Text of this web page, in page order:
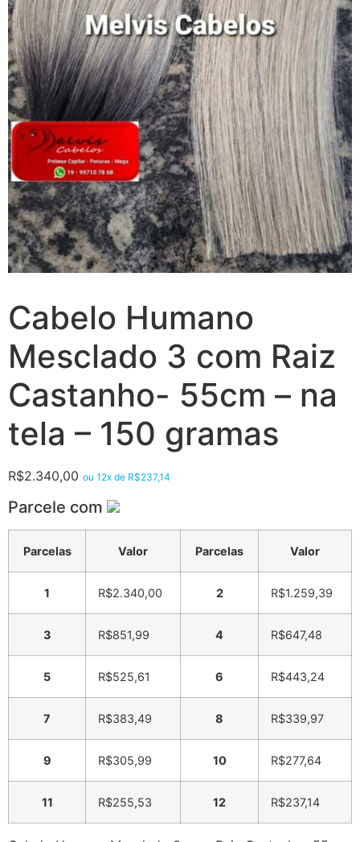
Cabelo Humano
Mesclado 3 com Raiz
Castanho- 55cm – na
tela – 150 gramas
R$2.340,00 ou 12x de R$237,14
Parcele com
Parcelas Valor Parcelas Valor
1 R$2.340,00 2 R$1.259,39
3 R$851,99 4 R$647,48
5 R$525,61 6 R$443,24
7 R$383,49 8 R$339,97
9 R$305,99 10 R$277,64
11 R$255,53 12 R$237,14